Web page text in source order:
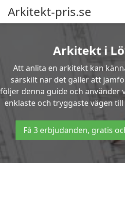
Arkitekt-pris.se
Arkitekt i
Att anlita en arkitekt kan
särskilt när det gäller att
följer denna guide och
enklaste och tryggaste vägen
Få 3 erbjudanden, gratis